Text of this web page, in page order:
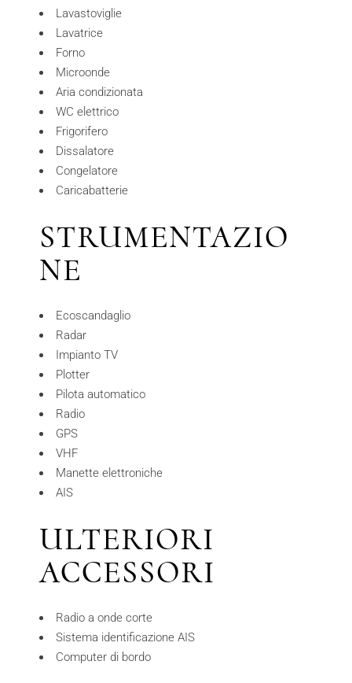
Lavastoviglie
Lavatrice
Forno
Microonde
Aria condizionata
WC elettrico
Frigorifero
Dissalatore
Congelatore
Caricabatterie
STRUMENTAZIO
NE
Ecoscandaglio
Radar
Impianto TV
Plotter
Pilota automatico
Radio
GPS
VHF
Manette elettroniche
AIS
ULTERIORI
ACCESSORI
Radio a onde corte
Sistema identificazione AIS
Computer di bordo